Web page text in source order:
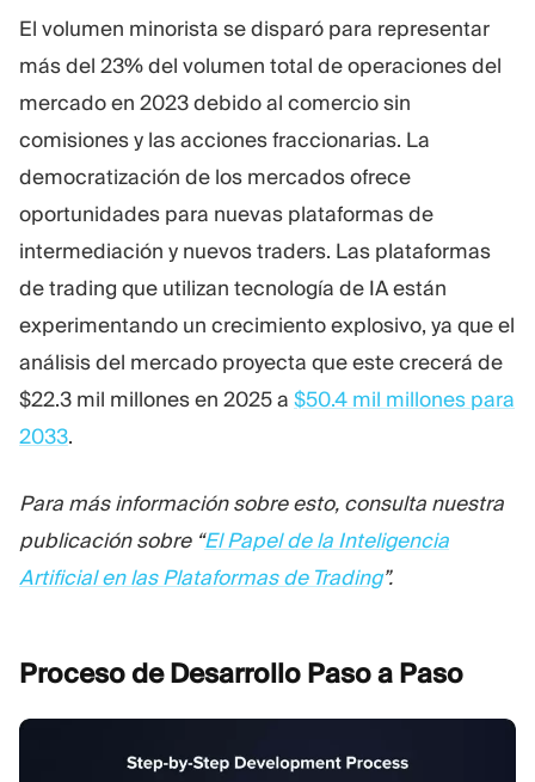
El volumen minorista se disparó para representar
más del 23% del volumen total de operaciones del
mercado en 2023 debido al comercio sin
comisiones y las acciones fraccionarias. La
democratización de los mercados ofrece
oportunidades para nuevas plataformas de
intermediación y nuevos traders. Las plataformas
de trading que utilizan tecnología de IA están
experimentando un crecimiento explosivo, ya que el
análisis del mercado proyecta que este crecerá de
$22.3 mil millones en 2025 a $50.4 mil millones para
2033.
Para más información sobre esto, consulta nuestra
publicación sobre “El Papel de la Inteligencia
Artificial en las Plataformas de Trading”.
Proceso de Desarrollo Paso a Paso